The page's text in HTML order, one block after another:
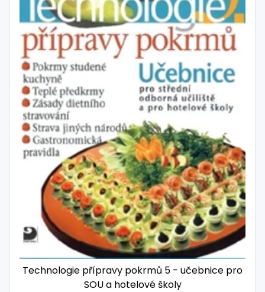
Technologie přípravy pokrmů 5 - učebnice pro
SOU a hotelové školy